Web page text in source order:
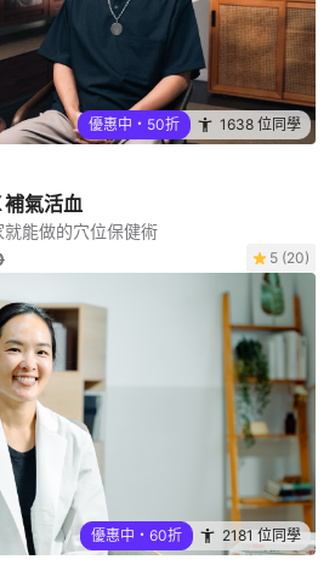
優惠中・50折 1638 位同學
氣活血
能做的穴位保健術
5 (20)
優惠中・60折 2181 位同學